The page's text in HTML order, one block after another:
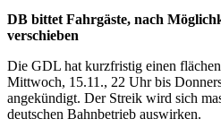
DB bittet Fahrgäste, nach
verschieben
Die GDL hat kurzfristig einen
Mittwoch, 15.11., 22 Uhr bis
angekündigt. Der Streik wird sich
deutschen Bahnbetrieb auswirken.